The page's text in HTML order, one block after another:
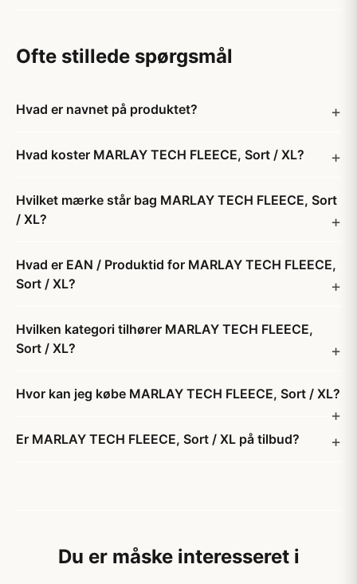
Ofte stillede spørgsmål
Hvad er navnet på produktet?
Hvad koster MARLAY TECH FLEECE, Sort / XL?
Hvilket mærke står bag MARLAY TECH FLEECE, Sort
/ XL?
Hvad er EAN / Produktid for MARLAY TECH FLEECE,
Sort / XL?
Hvilken kategori tilhører MARLAY TECH FLEECE,
Sort / XL?
Hvor kan jeg købe MARLAY TECH FLEECE, Sort / XL?
Er MARLAY TECH FLEECE, Sort / XL på tilbud?
Du er måske interesseret i